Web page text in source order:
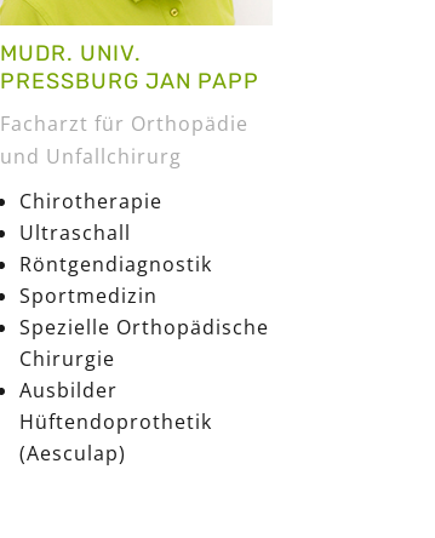
MUDR. UNIV.
PRESSBURG JAN PAPP
Facharzt für Orthopädie
und Unfallchirurg
Chirotherapie
Ultraschall
Röntgendiagnostik
Sportmedizin
Spezielle Orthopädische
Chirurgie
Ausbilder
Hüftendoprothetik
(Aesculap)